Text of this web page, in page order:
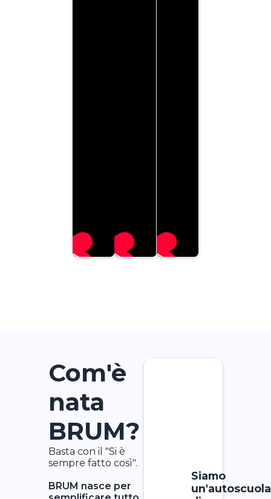
Com'è
nata
BRUM?
Basta con il "Si è
sempre fatto così".
BRUM nasce per
Siamo
un'autoscuola